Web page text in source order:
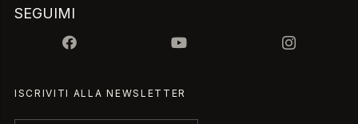
SEGUIMI
ISCRIVITI ALLA NEWSLETTER